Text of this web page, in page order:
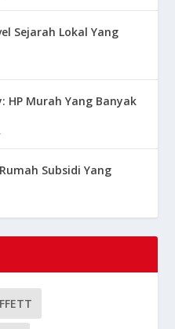
Sejarah Lokal Yang
HP Murah Yang Banyak
Subsidi Yang